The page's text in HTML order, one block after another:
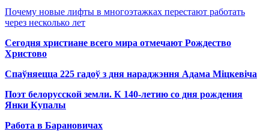
Почему новые лифты в многоэтажках перестают работать
через несколько лет
Сегодня христиане всего мира отмечают Рождество
Христово
Спаўняецца 225 гадоў з дня нараджэння Адама Міцкевіча
Поэт белорусской земли. К 140-летию со дня рождения
Янки Купалы
Работа в Барановичах